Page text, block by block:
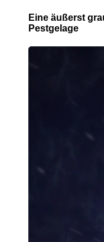
Eine äußerst
Pestgelage